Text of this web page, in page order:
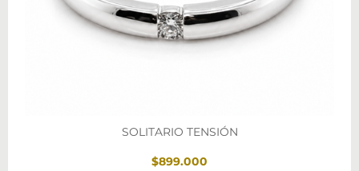
SOLITARIO TENSIÓN
$899.000